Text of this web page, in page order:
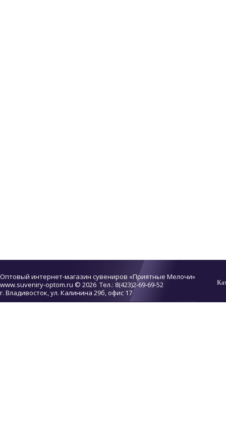
Оптовый интернет-магазин сувениров «Приятные Мелочи»
www.suveniry-optom.ru © 2026 Тел.: 8(423)2-69-69-52
г. Владивосток, ул. Калинина 29б, офис 17